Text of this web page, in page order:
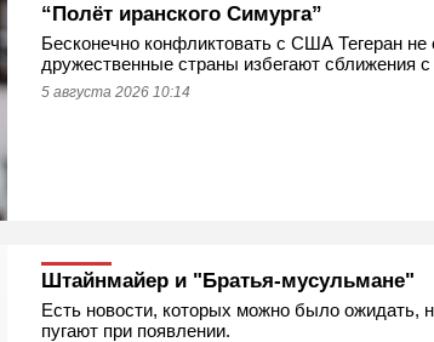
“Полёт иранского Симурга”
Бесконечно конфликтовать с США Тегеран
дружественные страны избегают сближения
5 августа 2026 10:14
Штайнмайер и "Братья-мусульмане"
Есть новости, которых можно было ожидать,
пугают при появлении.